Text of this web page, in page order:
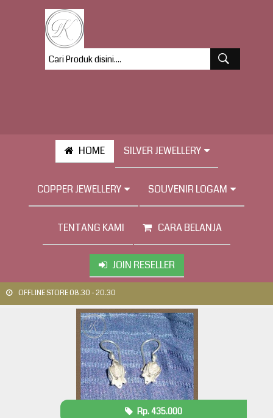
HOME SILVER JEWELLERY
COPPER JEWELLERY SOUVENIR LOGAM
TENTANG KAMI CARA BELANJA
JOIN RESELLER
OFFLINE STORE 08.30 - 20.30
Rp. 435.000